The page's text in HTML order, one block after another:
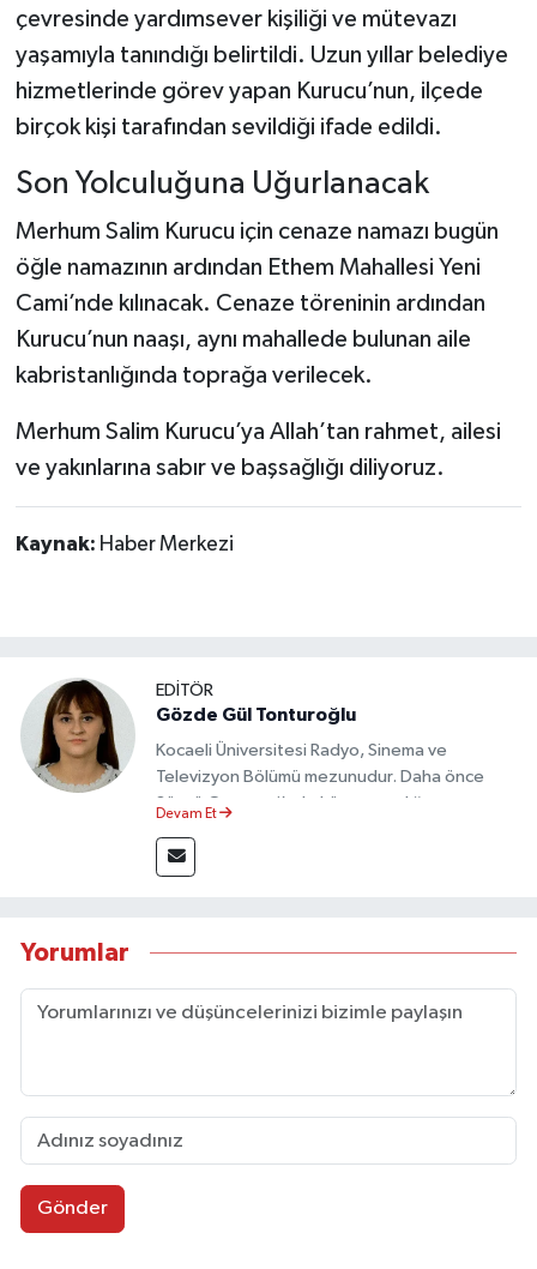
çevresinde yardımsever kişiliği ve mütevazı
yaşamıyla tanındığı belirtildi. Uzun yıllar belediye
hizmetlerinde görev yapan Kurucu’nun, ilçede
birçok kişi tarafından sevildiği ifade edildi.
Son Yolculuğuna Uğurlanacak
Merhum Salim Kurucu için cenaze namazı bugün
öğle namazının ardından Ethem Mahallesi Yeni
Cami’nde kılınacak. Cenaze töreninin ardından
Kurucu’nun naaşı, aynı mahallede bulunan aile
kabristanlığında toprağa verilecek.
Merhum Salim Kurucu’ya Allah’tan rahmet, ailesi
ve yakınlarına sabır ve başsağlığı diliyoruz.
Kaynak: Haber Merkezi
EDİTÖR
Gözde Gül Tonturoğlu
Kocaeli Üniversitesi Radyo, Sinema ve
Televizyon Bölümü mezunudur. Daha önce
Sözcü Gazetesi’nde köşe yazarlığı yapmış ve
Devam Et
Yorumlar
Gönder